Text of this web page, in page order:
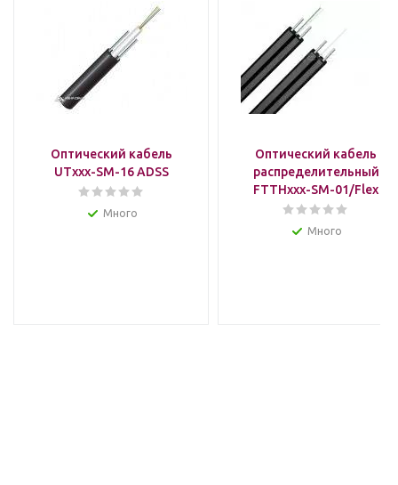
Оптический кабель
UTxxx-SM-16 ADSS
Много
Оптический кабель
распределительный
FTTHxxx-SM-01/Flex
Много